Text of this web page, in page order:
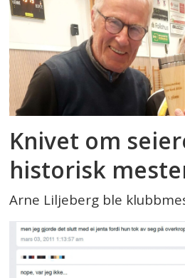
Knivet om
historisk
Arne Liljeberg ble